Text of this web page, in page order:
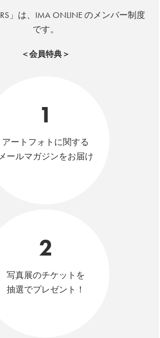
」は、IMA ONLINE のメンバー制度
です。
＜会員特典＞
1
アートフォトに関する
ールマガジンをお届け
2
写真展のチケットを
抽選でプレゼント！